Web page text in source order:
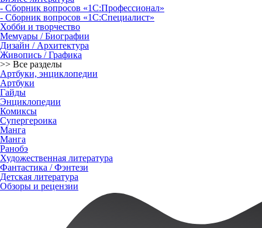
- Сборник вопросов «1С:Профессионал»
- Сборник вопросов «1С:Специалист»
Хобби и творчество
Мемуары / Биографии
Дизайн / Архитектура
Живопись / Графика
>> Все разделы
Артбуки, энциклопедии
Артбуки
Гайды
Энциклопедии
Комиксы
Супергероика
Манга
Манга
Ранобэ
Художественная литература
Фантастика / Фэнтези
Детская литература
Обзоры и рецензии